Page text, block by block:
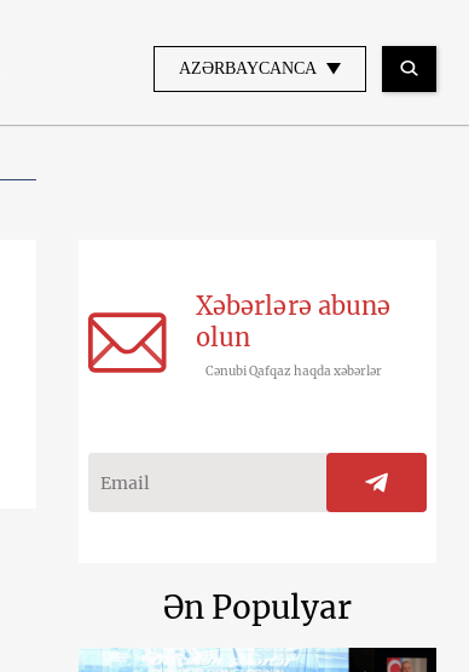
AZƏRBAYCANCA
Xəbərlərə abunə
olun
Cənubi Qafqaz haqda xəbərlər
Ən Populyar